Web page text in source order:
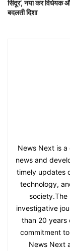
सिंदूर’, नया कर विधेयक
बदलती दिशा
News Next is
news and
timely updates
technology,
investigative
than 20 years
commitment
News Next